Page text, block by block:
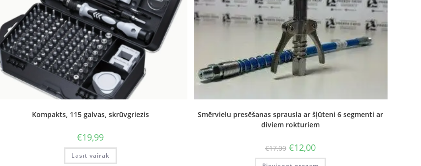
Kompakts, 115 galvas, skrūvgriezis
€19,99
Lasīt vairāk
Smērvielu presēšanas sprausla ar šļūteni 6 segmenti ar
diviem rokturiem
€17,00 €12,00